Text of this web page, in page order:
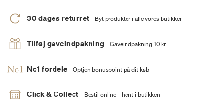
30 dages returret Byt produkter i alle vores butikker
Tilføj gaveindpakning Gaveindpakning 10 kr.
No1 fordele Optjen bonuspoint på dit køb
Click & Collect Bestil online - hent i butikken